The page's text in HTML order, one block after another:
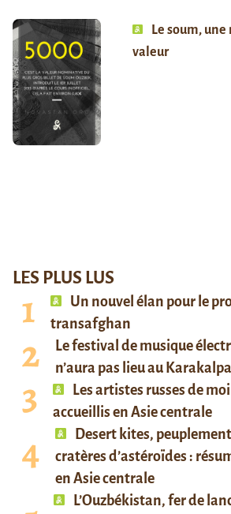
Le soum,
valeur
LES PLUS LUS
Un nouvel élan pour le
transafghan
Le festival de musique
n’aura pas lieu au
Les artistes russes de
accueillis en Asie centrale
Desert kites,
cratères d’astéroïdes :
en Asie centrale
L’Ouzbékistan, fer de